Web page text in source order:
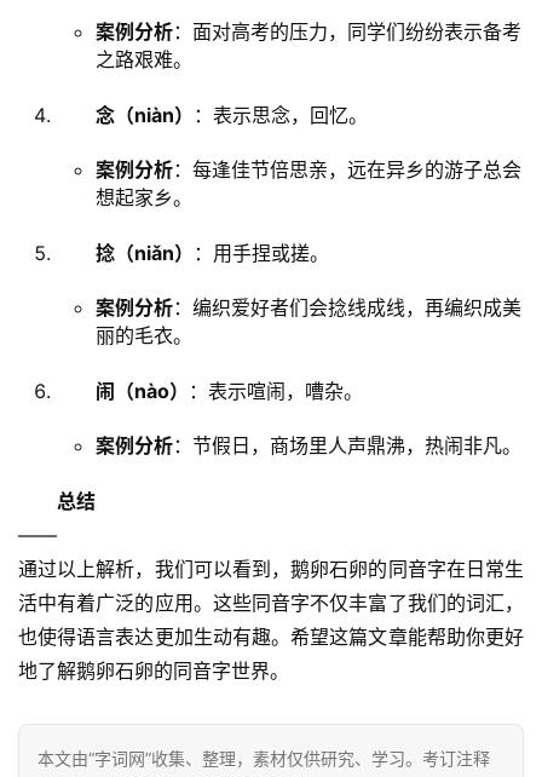
汉
字
案例分析：面对高考的压力，同学们纷纷表示备考
之路艰难。
念（niàn） ：表示思念，回忆。
案例分析：每逢佳节倍思亲，远在异乡的游子总会
想起家乡。
捻（niǎn） ：用手捏或搓。
案例分析：编织爱好者们会捻线成线，再编织成美
丽的毛衣。
闹（nào） ：表示喧闹，嘈杂。
案例分析：节假日，商场里人声鼎沸，热闹非凡。
总结
——
通过以上解析，我们可以看到，鹅卵石卵的同音字在日常生
活中有着广泛的应用。这些同音字不仅丰富了我们的词汇，
也使得语言表达更加生动有趣。希望这篇文章能帮助你更好
地了解鹅卵石卵的同音字世界。
本文由“字词网”收集、整理，素材仅供研究、学习。考订注释